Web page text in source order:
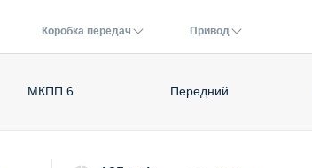
Коробка передач Привод
МКПП 6 Передний